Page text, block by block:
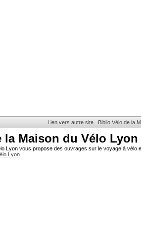
Lien vers autre site Biblio Vélo de la
la Maison du Vélo Lyon
Lyon vous propose des ouvrages sur le voyage à
Lyon